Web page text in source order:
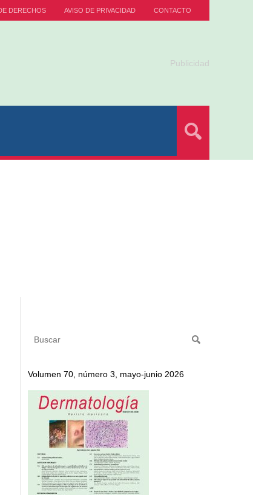
DERECHOS AVISO DE PRIVACIDAD CONTACTO
Publicidad
Volumen 70, número 3, mayo-junio 2026